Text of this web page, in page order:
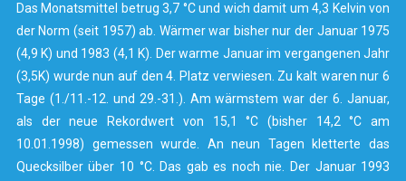
Das Monatsmittel betrug 3,7 °C und wich damit um 4,3 Kelvin von
der Norm (seit 1957) ab. Wärmer war bisher nur der Januar 1975
(4,9 K) und 1983 (4,1 K). Der warme Januar im vergangenen Jahr
(3,5K) wurde nun auf den 4. Platz verwiesen. Zu kalt waren nur 6
Tage (1./11.-12. und 29.-31.). Am wärmstem war der 6. Januar,
als der neue Rekordwert von 15,1 °C (bisher 14,2 °C am
10.01.1998) gemessen wurde. An neun Tagen kletterte das
Quecksilber über 10 °C. Das gab es noch nie. Der Januar 1993